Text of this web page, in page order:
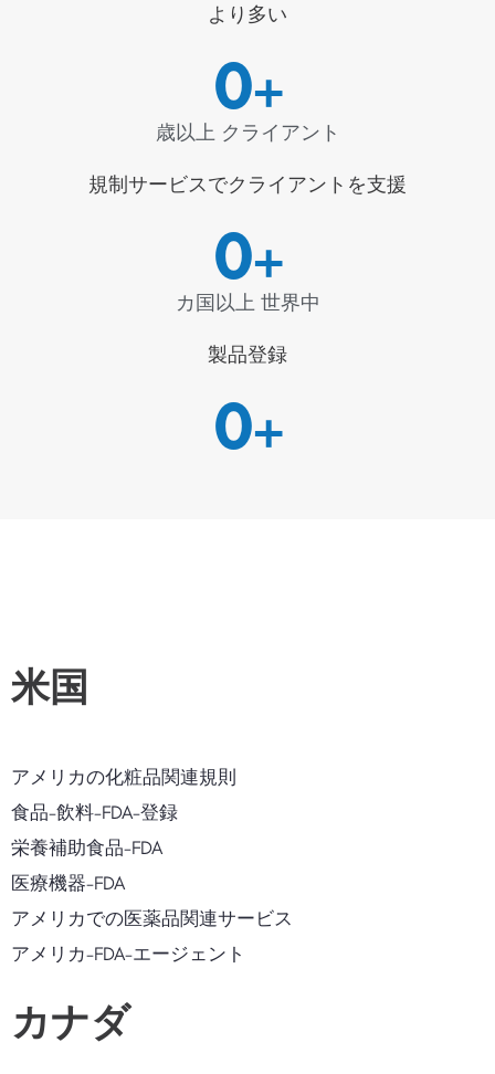
より多い
歳以上 クライアント
0+
規制サービスでクライアントを支援
カ国以上 世界中
0+
製品登録
0+
米国
アメリカの化粧品関連規則
食品-飲料-FDA-登録
栄養補助食品-FDA
医療機器-FDA
アメリカでの医薬品関連サービス
アメリカ-FDA-エージェント
カナダ